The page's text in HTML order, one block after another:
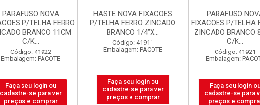
PARAFUSO NOVA
P/TELHA FERRO
BRANCO 11CM
C/K...
Código: 41922
Embalagem: PACOTE
Faça seu login ou
cadastre-se para ver
preços e comprar
HASTE NOVA FIXACOES
P/TELHA FERRO ZINCADO
BRANCO 1/4”X...
Código: 41911
Embalagem: PACOTE
Faça seu login ou
cadastre-se para ver
preços e comprar
PARAFUSO
FIXACOES P/TELHA
ZINCADO BRANCO
C/K...
Código: 41921
Embalagem:
Faça seu login ou
cadastre-se para
preços e